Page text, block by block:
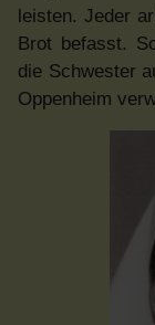
leisten. Jeder
Brot befasst.
die Schwester
Oppenheim